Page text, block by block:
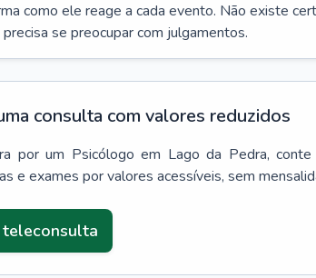
como ele reage a cada evento. Não existe
se preocupar com julgamentos.
consulta com valores reduzidos
por um Psicólogo em Lago da Pedra,
e exames por valores acessíveis, sem